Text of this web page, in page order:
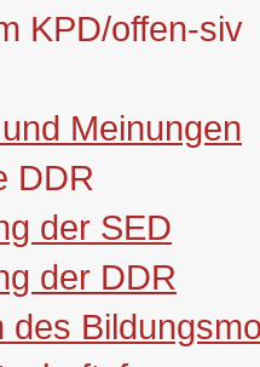
KPD/offen-siv
Meinungen
DDR
der SED
der DDR
des